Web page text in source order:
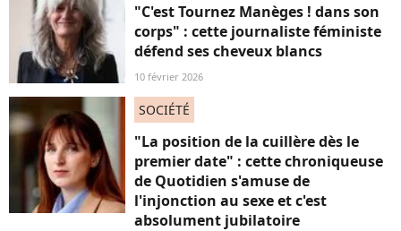
"C'est Tournez Manèges ! dans son
corps" : cette journaliste féministe
défend ses cheveux blancs
10 février 2026
SOCIÉTÉ
"La position de la cuillère dès le
premier date" : cette chroniqueuse
de Quotidien s'amuse de
l'injonction au sexe et c'est
absolument jubilatoire